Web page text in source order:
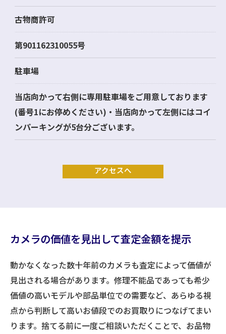
古物商許可
第901162310055号
駐車場
当店向かって右側に専用駐車場をご用意しております
(番号1にお停めください)・当店向かって左側にはコイ
ンパーキングが5台分ございます。
アクセスへ
カメラの価値を見出して査定金額を提示
動かなくなった数十年前のカメラも査定によって価値が
見出される場合があります。修理不能品であっても希少
価値の高いモデルや部品単位での需要など、あらゆる視
点から判断して高いお値段でのお買取りにつなげてまい
ります。捨てる前に一度ご相談いただくことで、お品物